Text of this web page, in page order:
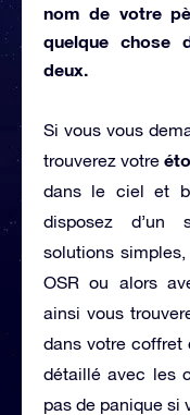
nom de votre
quelque chose
deux.
Si vous vous
trouverez votre
dans le ciel et
disposez d’un
solutions
OSR ou alors
ainsi vous
dans votre coffret
détaillé avec les
pas de panique si